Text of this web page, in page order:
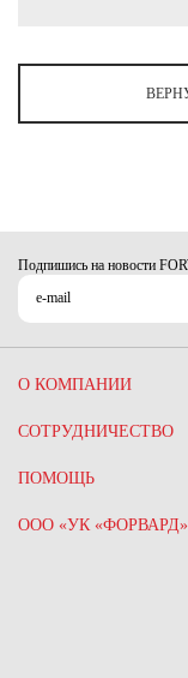
Подпишись на новости
О КОМПАНИИ
СОТРУДНИЧЕСТВО
ПОМОЩЬ
ООО «УК «ФОРВАРД»